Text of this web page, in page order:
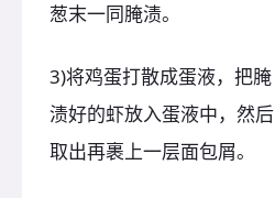
葱末一同腌渍。
3)将鸡蛋打散成蛋液，把腌
渍好的虾放入蛋液中，然后
取出再裹上一层面包屑。